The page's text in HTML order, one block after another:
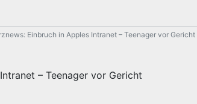
Einbruch in Apples Intranet – Teenager vor Gericht
– Teenager vor Gericht